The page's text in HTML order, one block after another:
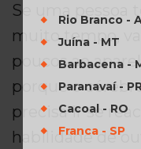
Rio Branco -
Juína - MT
Barbacena -
Paranavaí -
Cacoal - RO
Franca - SP
Se uma pessoa
muito tempo,
poucos ao
porque o
precisa ir se
habilidade de